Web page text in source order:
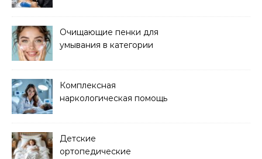
Очищающие пенки для
умывания в категории
Комплексная
наркологическая помощь
Детские
ортопедические